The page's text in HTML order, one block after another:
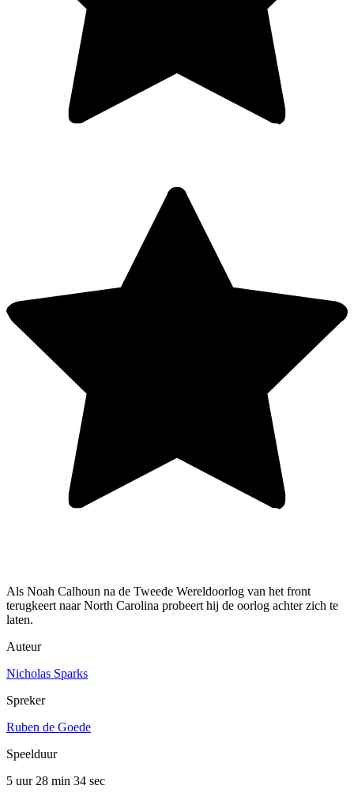
Als Noah Calhoun na de Tweede Wereldoorlog van het front
terugkeert naar North Carolina probeert hij de oorlog achter zich te
laten.
Auteur
Nicholas Sparks
Spreker
Ruben de Goede
Speelduur
5 uur 28 min 34 sec